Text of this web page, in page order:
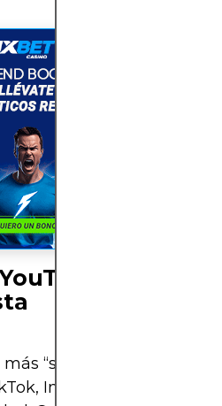
los
“social” de la historia,
Instagram y